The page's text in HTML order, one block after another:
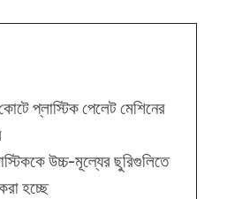
প্লাস্টিক পেলেট মেশিনের
উচ্চ-মূল্যের ছুরিগুলিতে
হচ্ছে